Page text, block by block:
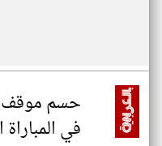
حسم موقف
في